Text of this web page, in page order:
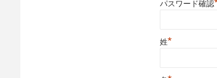
パスワード確認
姓*